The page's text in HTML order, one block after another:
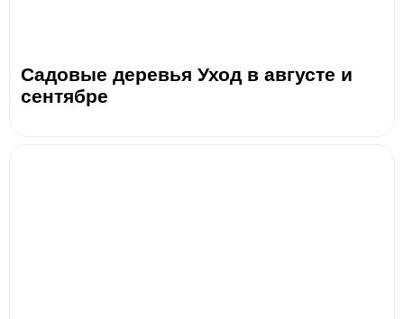
Садовые деревья Уход в августе и
сентябре